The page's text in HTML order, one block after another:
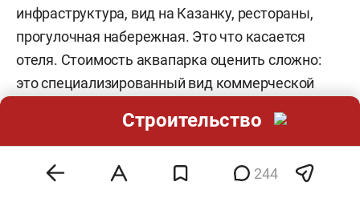
инфраструктура, вид на Казанку, рестораны,
прогулочная набережная. Это что касается
отеля. Стоимость аквапарка оценить сложно:
это специализированный вид коммерческой
индивидуальный.
Андрей Савельев
— генеральный директор
244
Строительство